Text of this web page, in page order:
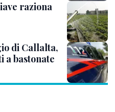
raziona
di Callalta,
a bastonate